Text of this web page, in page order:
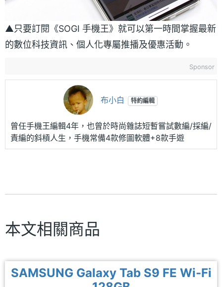
▲只要訂閱《SOGI 手機王》就可以第一時間掌握最新
的數位科技資訊、個人化專屬推播及優惠活動。
Sponsor
布小白 特約編輯
曾任手機王編輯4年，也曾於時尚雜誌短暫嘗試數編/採編/
責編的斜槓人生，手機常備4款修圖軟體+8款手遊
本文相關商品
SAMSUNG Galaxy Tab S9 FE Wi-Fi